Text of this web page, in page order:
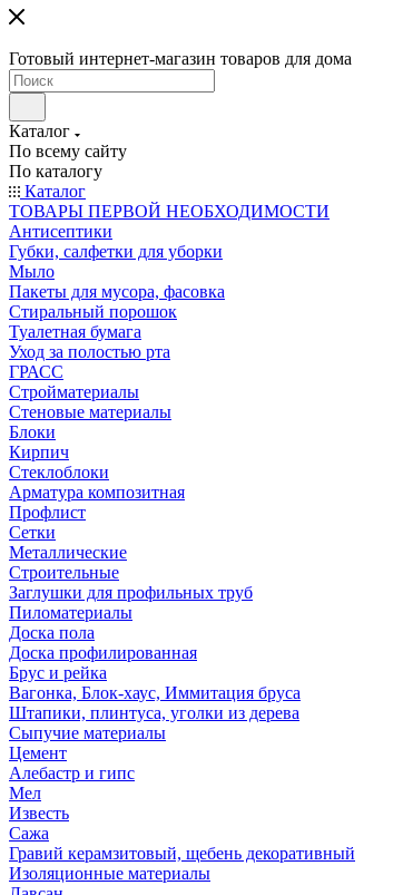
Готовый интернет-магазин товаров для дома
Каталог
По всему сайту
По каталогу
Каталог
ТОВАРЫ ПЕРВОЙ НЕОБХОДИМОСТИ
Антисептики
Губки, салфетки для уборки
Мыло
Пакеты для мусора, фасовка
Стиральный порошок
Туалетная бумага
Уход за полостью рта
ГРАСС
Стройматериалы
Стеновые материалы
Блоки
Кирпич
Стеклоблоки
Арматура композитная
Профлист
Сетки
Металлические
Строительные
Заглушки для профильных труб
Пиломатериалы
Доска пола
Доска профилированная
Брус и рейка
Вагонка, Блок-хаус, Иммитация бруса
Штапики, плинтуса, уголки из дерева
Сыпучие материалы
Цемент
Алебастр и гипс
Мел
Известь
Сажа
Гравий керамзитовый, щебень декоративный
Изоляционные материалы